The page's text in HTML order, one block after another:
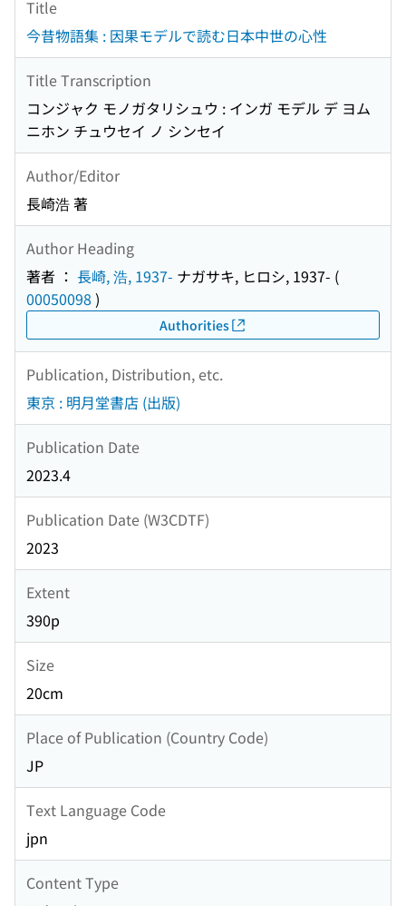
Title
今昔物語集 : 因果モデルで読む日本中世の心性
Title Transcription
コンジャク モノガタリシュウ : インガ モデル デ ヨム
ニホン チュウセイ ノ シンセイ
Author/Editor
長崎浩 著
Author Heading
著者 ： 長崎, 浩, 1937- ナガサキ, ヒロシ, 1937- (
00050098 )
Authorities
Publication, Distribution, etc.
東京 : 明月堂書店 (出版)
Publication Date
2023.4
Publication Date (W3CDTF)
2023
Extent
390p
Size
20cm
Place of Publication (Country Code)
JP
Text Language Code
jpn
Content Type